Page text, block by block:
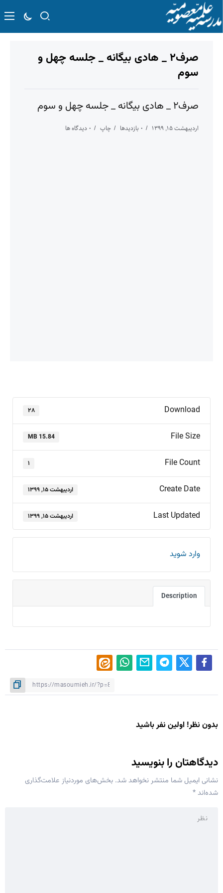
صرف۲ _ هادی بیگانه _ جلسه چهل و
سوم
صرف۲ _ هادی بیگانه _ جلسه چهل و سوم
اردیبهشت ۱۵, ۱۳۹۹ ۰ بازدیدها چاپ ۰ دیدگاه ها
Download ۲۸
File Size
15.84 MB
File Count ۱
Create Date اردیبهشت ۱۵, ۱۳۹۹
Last Updated اردیبهشت ۱۵, ۱۳۹۹
وارد شوید
Description
بدون نظر! اولین نفر باشید
دیدگاهتان را بنویسید
نشانی ایمیل شما منتشر نخواهد شد. بخش‌های موردنیاز علامت‌گذاری
شده‌اند*